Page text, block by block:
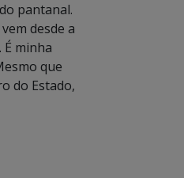
pantanal.
desde a
minha
que
do Estado,